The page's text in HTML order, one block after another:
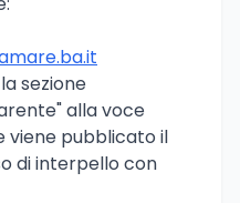
sezione
alla voce
viene pubblicato il
di interpello con